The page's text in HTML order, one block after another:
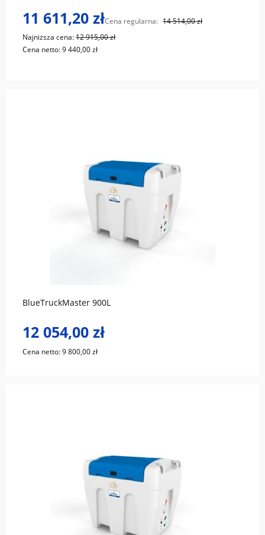
11 611,20 złCena regularna: 14 514,00 zł
Najniższa cena:12 915,00 zł
Cena netto:9 440,00 zł
BlueTruckMaster 900L
12 054,00 zł
Cena netto:9 800,00 zł
do koszyka